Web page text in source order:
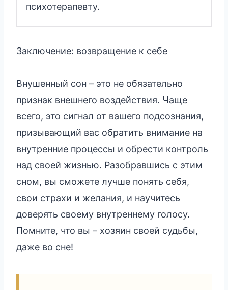
психотерапевту.
Заключение: возвращение к себе
Внушенный сон – это не обязательно
признак внешнего воздействия. Чаще
всего, это сигнал от вашего подсознания,
призывающий вас обратить внимание на
внутренние процессы и обрести контроль
над своей жизнью. Разобравшись с этим
сном, вы сможете лучше понять себя,
свои страхи и желания, и научитесь
доверять своему внутреннему голосу.
Помните, что вы – хозяин своей судьбы,
даже во сне!